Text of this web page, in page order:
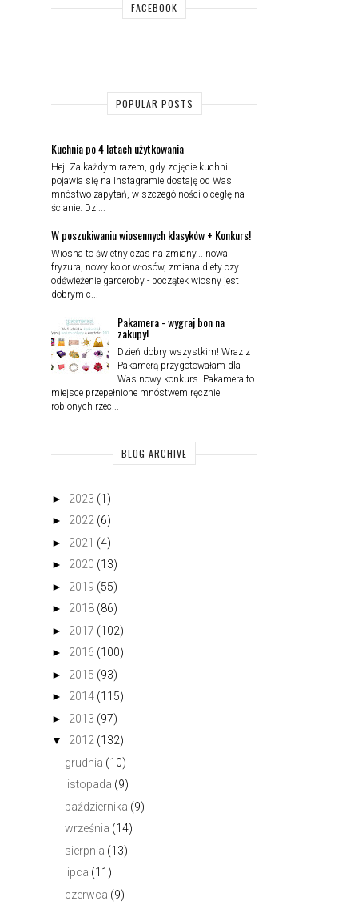
FACEBOOK
POPULAR POSTS
Kuchnia po 4 latach użytkowania
Hej! Za każdym razem, gdy zdjęcie kuchni
pojawia się na Instagramie dostaję od Was
mnóstwo zapytań, w szczególności o cegłę na
ścianie. Dzi...
W poszukiwaniu wiosennych klasyków + Konkurs!
Wiosna to świetny czas na zmiany... nowa
fryzura, nowy kolor włosów, zmiana diety czy
odświeżenie garderoby - początek wiosny jest
dobrym c...
Pakamera - wygraj bon na
zakupy!
Dzień dobry wszystkim! Wraz z
Pakamerą przygotowałam dla
Was nowy konkurs. Pakamera to
miejsce przepełnione mnóstwem ręcznie
robionych rzec...
BLOG ARCHIVE
► 2023 (1)
► 2022 (6)
► 2021 (4)
► 2020 (13)
► 2019 (55)
► 2018 (86)
► 2017 (102)
► 2016 (100)
► 2015 (93)
► 2014 (115)
► 2013 (97)
▼
2012 (132)
grudnia (10)
listopada (9)
października (9)
września (14)
sierpnia (13)
lipca (11)
czerwca (9)